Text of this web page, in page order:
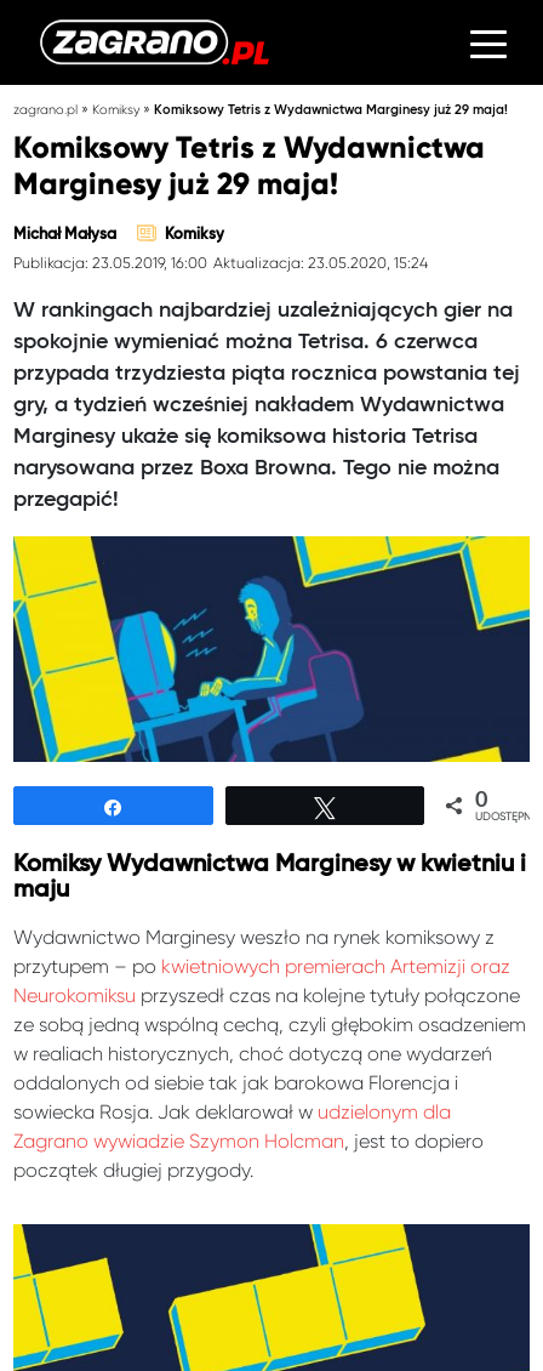
zagrano.pl » Komiksy»Komiksowy Tetris z Wydawnictwa Marginesy już 29 maja!
Komiksowy Tetris z Wydawnictwa
Marginesy już 29 maja!
Michał Małysa Komiksy
Publikacja: 23.05.2019, 16:00 Aktualizacja: 23.05.2020, 15:24
W rankingach najbardziej uzależniających gier na
spokojnie wymieniać można Tetrisa. 6 czerwca
przypada trzydziesta piąta rocznica powstania tej
gry, a tydzień wcześniej nakładem Wydawnictwa
Marginesy ukaże się komiksowa historia Tetrisa
narysowana przez Boxa Browna. Tego nie można
przegapić!
0
Komiksy Wydawnictwa Marginesy w kwietniu i
maju
Wydawnictwo Marginesy weszło na rynek komiksowy z
przytupem – po kwietniowych premierach Artemizji oraz
Neurokomiksu przyszedł czas na kolejne tytuły połączone
ze sobą jedną wspólną cechą, czyli głębokim osadzeniem
w realiach historycznych, choć dotyczą one wydarzeń
oddalonych od siebie tak jak barokowa Florencja i
sowiecka Rosja. Jak deklarował w udzielonym dla
Zagrano wywiadzie Szymon Holcman, jest to dopiero
początek długiej przygody.